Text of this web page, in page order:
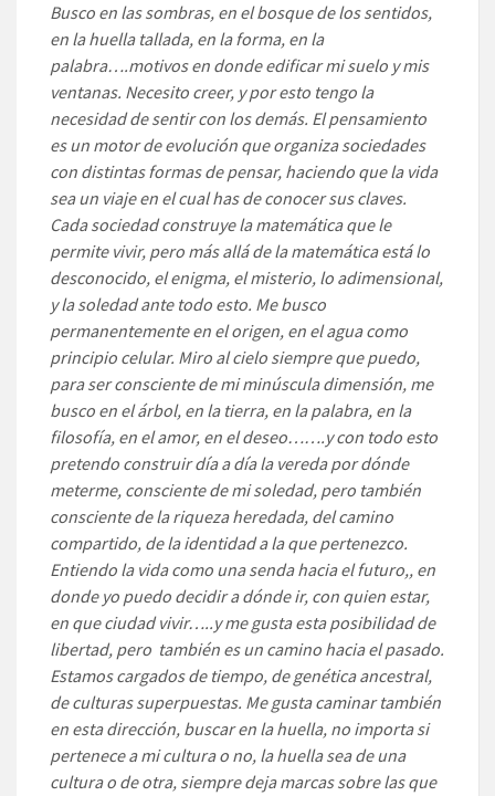
Busco en las sombras, en el bosque de los sentidos,
en la huella tallada, en la forma, en la
palabra….motivos en donde edificar mi suelo y mis
ventanas. Necesito creer, y por esto tengo la
necesidad de sentir con los demás. El pensamiento
es un motor de evolución que organiza sociedades
con distintas formas de pensar, haciendo que la vida
sea un viaje en el cual has de conocer sus claves.
Cada sociedad construye la matemática que le
permite vivir, pero más allá de la matemática está lo
desconocido, el enigma, el misterio, lo adimensional,
y la soledad ante todo esto. Me busco
permanentemente en el origen, en el agua como
principio celular. Miro al cielo siempre que puedo,
para ser consciente de mi minúscula dimensión, me
busco en el árbol, en la tierra, en la palabra, en la
filosofía, en el amor, en el deseo…….y con todo esto
pretendo construir día a día la vereda por dónde
meterme, consciente de mi soledad, pero también
consciente de la riqueza heredada, del camino
compartido, de la identidad a la que pertenezco.
Entiendo la vida como una senda hacia el futuro,, en
donde yo puedo decidir a dónde ir, con quien estar,
en que ciudad vivir…..y me gusta esta posibilidad de
libertad, pero también es un camino hacia el pasado.
Estamos cargados de tiempo, de genética ancestral,
de culturas superpuestas. Me gusta caminar también
en esta dirección, buscar en la huella, no importa si
pertenece a mi cultura o no, la huella sea de una
cultura o de otra, siempre deja marcas sobre las que